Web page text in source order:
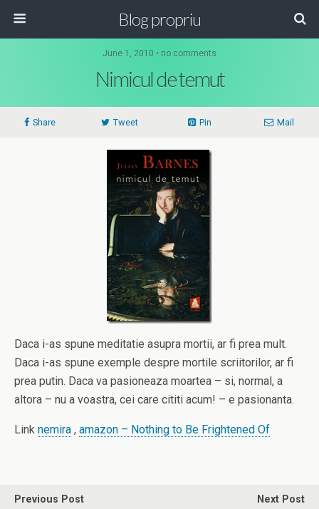
Blog propriu
June 1, 2010 • no comments
Nimicul de temut
Share Tweet Pin Mail
Daca i-as spune meditatie asupra mortii, ar fi prea mult.
Daca i-as spune exemple despre mortile scriitorilor, ar fi
prea putin. Daca va pasioneaza moartea – si, normal, a
altora – nu a voastra, cei care cititi acum! – e pasionanta.
Link nemira , amazon – Nothing to Be Frightened Of
Previous Post
Next Post